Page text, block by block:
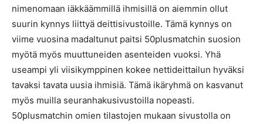
nimenomaan iäkkäämmillä ihmisillä on aiemmin ollut
suurin kynnys liittyä deittisivustoille. Tämä kynnys on
viime vuosina madaltunut paitsi 50plusmatchin suosion
myötä myös muuttuneiden asenteiden vuoksi. Yhä
useampi yli viisikymppinen kokee nettideittailun hyväksi
tavaksi tavata uusia ihmisiä. Tämä ikäryhmä on kasvanut
myös muilla seuranhakusivustoilla nopeasti.
50plusmatchin omien tilastojen mukaan sivustolla on